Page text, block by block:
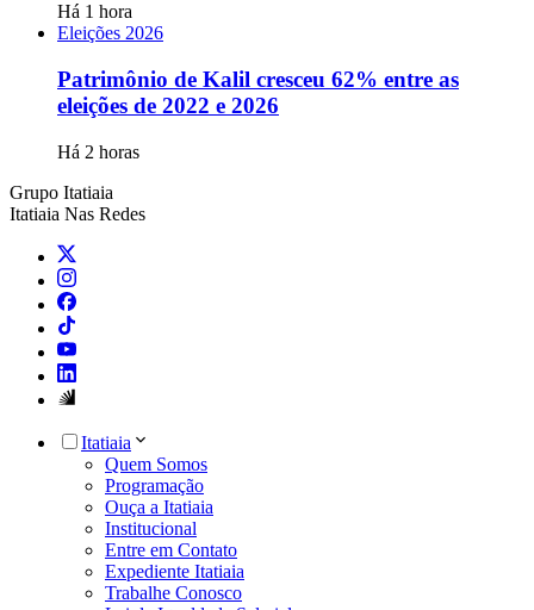
Há 1 hora
Eleições 2026
Patrimônio de Kalil cresceu 62% entre as
eleições de 2022 e 2026
Há 2 horas
Grupo Itatiaia
Itatiaia Nas Redes
Itatiaia
Quem Somos
Programação
Ouça a Itatiaia
Institucional
Entre em Contato
Expediente Itatiaia
Trabalhe Conosco